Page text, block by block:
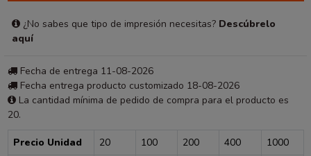
¿No sabes que tipo de impresión necesitas?Descúbrelo
aquí
Fecha de entrega 11-08-2026
Fecha entrega producto customizado 18-08-2026
La cantidad mínima de pedido de compra para el producto es
20.
Precio Unidad 20 100 200 400
1000